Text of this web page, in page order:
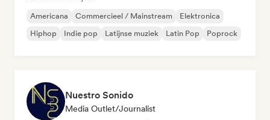
Americana Commercieel / Mainstream
Elektronica
Hiphop
Indie pop Latijnse muziek Latin Pop Poprock
Nuestro Sonido
Media Outlet/Journalist